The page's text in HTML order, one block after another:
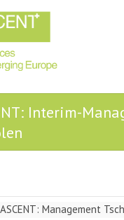
Interim-
ASCENT: Management